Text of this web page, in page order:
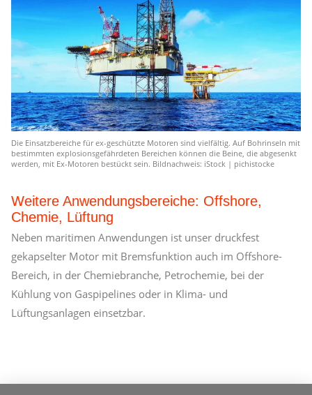
Die Einsatzbereiche für ex-geschützte Motoren sind vielfältig. Auf Bohrinseln mit
bestimmten explosionsgefährdeten Bereichen können die Beine, die abgesenkt
werden, mit Ex-Motoren bestückt sein. Bildnachweis: iStock | pichistocke
Weitere Anwendungsbereiche: Offshore,
Chemie, Lüftung
Neben maritimen Anwendungen ist unser druckfest
gekapselter Motor mit Bremsfunktion auch im Offshore-
Bereich, in der Chemiebranche, Petrochemie, bei der
Kühlung von Gaspipelines oder in Klima- und
Lüftungsanlagen einsetzbar.